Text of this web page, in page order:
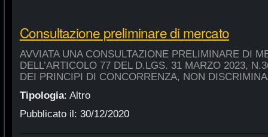
Consultazione preliminare di mercato
AVVIATA UNA CONSULTAZIONE PRELIMINARE DI
DELL’ARTICOLO 77 DEL D.LGS. 31 MARZO 2023,
DEI PRINCIPI DI CONCORRENZA, NON
Tipologia: Altro
Pubblicato il: 30/12/2020